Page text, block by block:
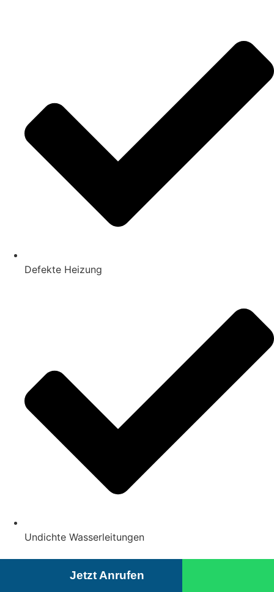
Defekte Heizung
Undichte Wasserleitungen
Jetzt Anrufen